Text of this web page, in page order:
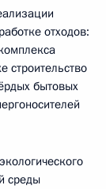
отходов:
строительство
бытовых
среды